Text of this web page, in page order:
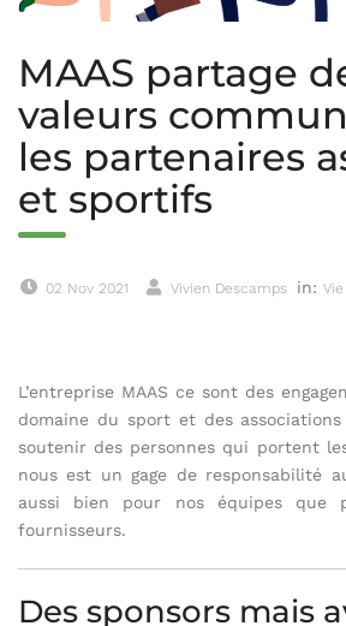
MAAS partage
valeurs
les partenaires
et sportifs
02 Nov 2021 Vivien Descamps in:
L’entreprise MAAS ce sont des
domaine du sport et des
soutenir des personnes qui portent
nous est un gage de responsabilité
aussi bien pour nos équipes que
fournisseurs.
Des sponsors mais